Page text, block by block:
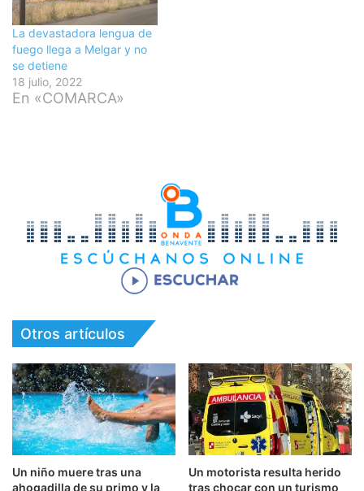
La devastadora lengua de
fuego llega a Melgar y no
se detiene
18 julio, 2022
En «COMARCA»
Otros artículos
Un niño muere tras una
ahogadilla de su primo y la
Un motorista resulta herido
tras chocar con un turismo